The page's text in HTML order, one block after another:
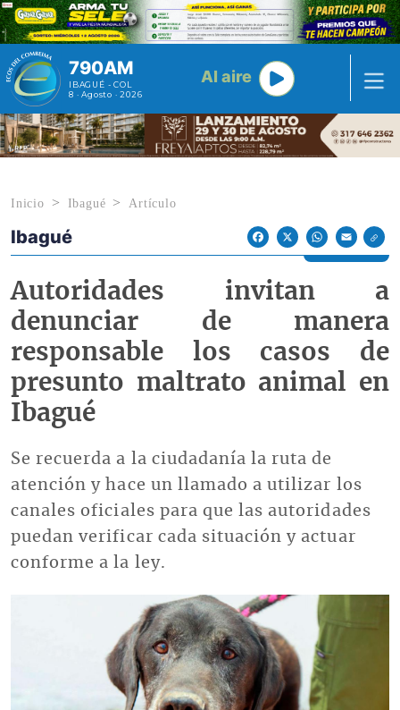
Pasar al contenido principal
790AM
IBAGUÉ - COL
8 · Agosto · 2026
Al aire
Inicio Ibagué Artículo
Econoticias y Eventos
Ibagué
FacebookX WhatsAppEmail
Autoridades invitan a
denunciar de manera
responsable los casos de
presunto maltrato animal en
Ibagué
Se recuerda a la ciudadanía la ruta de
atención y hace un llamado a utilizar los
canales oficiales para que las autoridades
puedan verificar cada situación y actuar
conforme a la ley.